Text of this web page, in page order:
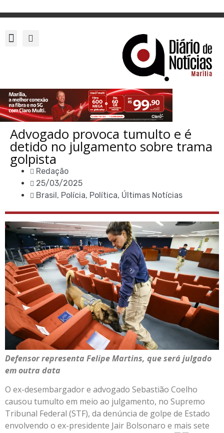
Advogado provoca tumulto e é
detido no julgamento sobre trama
golpista
Redação
25/03/2025
Brasil, Polícia, Política, Últimas Notícias
Defensor representa Felipe Martins, que será julgado
em outra data
O ex-desembargador e advogado Sebastião Coelho
causou tumulto em meio ao julgamento, no Supremo
Tribunal Federal (STF), da denúncia de golpe de Estado
envolvendo o ex-presidente Jair Bolsonaro e mais sete